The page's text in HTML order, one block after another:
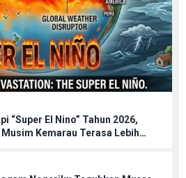
“Super El Nino” Tahun 2026,
Kemarau Terasa Lebih